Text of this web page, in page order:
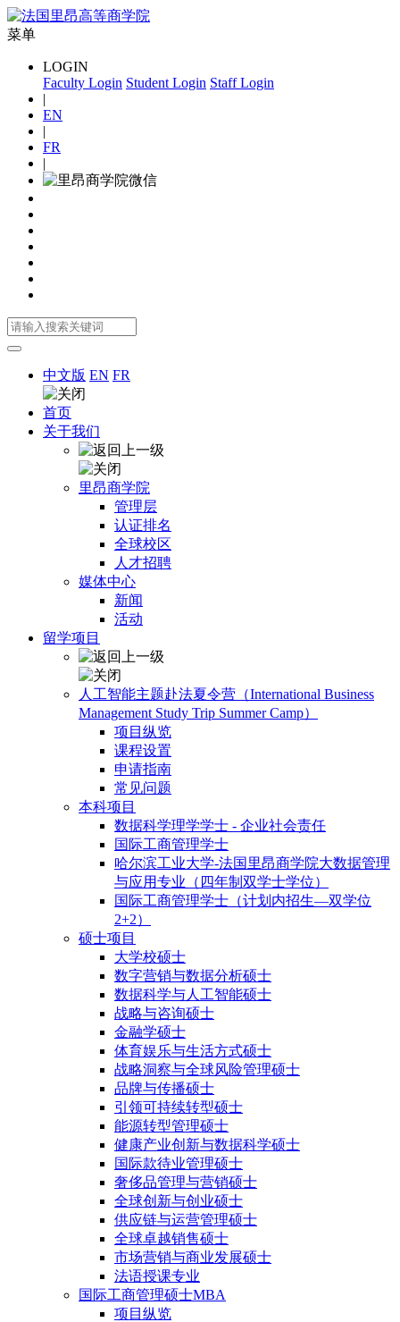
菜单
LOGIN
Faculty Login Student Login Staff Login
|
EN
|
FR
|
中文版 EN FR
首页
关于我们
里昂商学院
管理层
认证排名
全球校区
人才招聘
媒体中心
新闻
活动
留学项目
人工智能主题赴法夏令营（International Business
Management Study Trip Summer Camp）
项目纵览
课程设置
申请指南
常见问题
本科项目
数据科学理学学士 - 企业社会责任
国际工商管理学士
哈尔滨工业大学-法国里昂商学院大数据管理
与应用专业（四年制双学士学位）
国际工商管理学士（计划内招生—双学位
2+2）
硕士项目
大学校硕士
数字营销与数据分析硕士
数据科学与人工智能硕士
战略与咨询硕士
金融学硕士
体育娱乐与生活方式硕士
战略洞察与全球风险管理硕士
品牌与传播硕士
引领可持续转型硕士
能源转型管理硕士
健康产业创新与数据科学硕士
国际款待业管理硕士
奢侈品管理与营销硕士
全球创新与创业硕士
供应链与运营管理硕士
全球卓越销售硕士
市场营销与商业发展硕士
法语授课专业
国际工商管理硕士MBA
项目纵览